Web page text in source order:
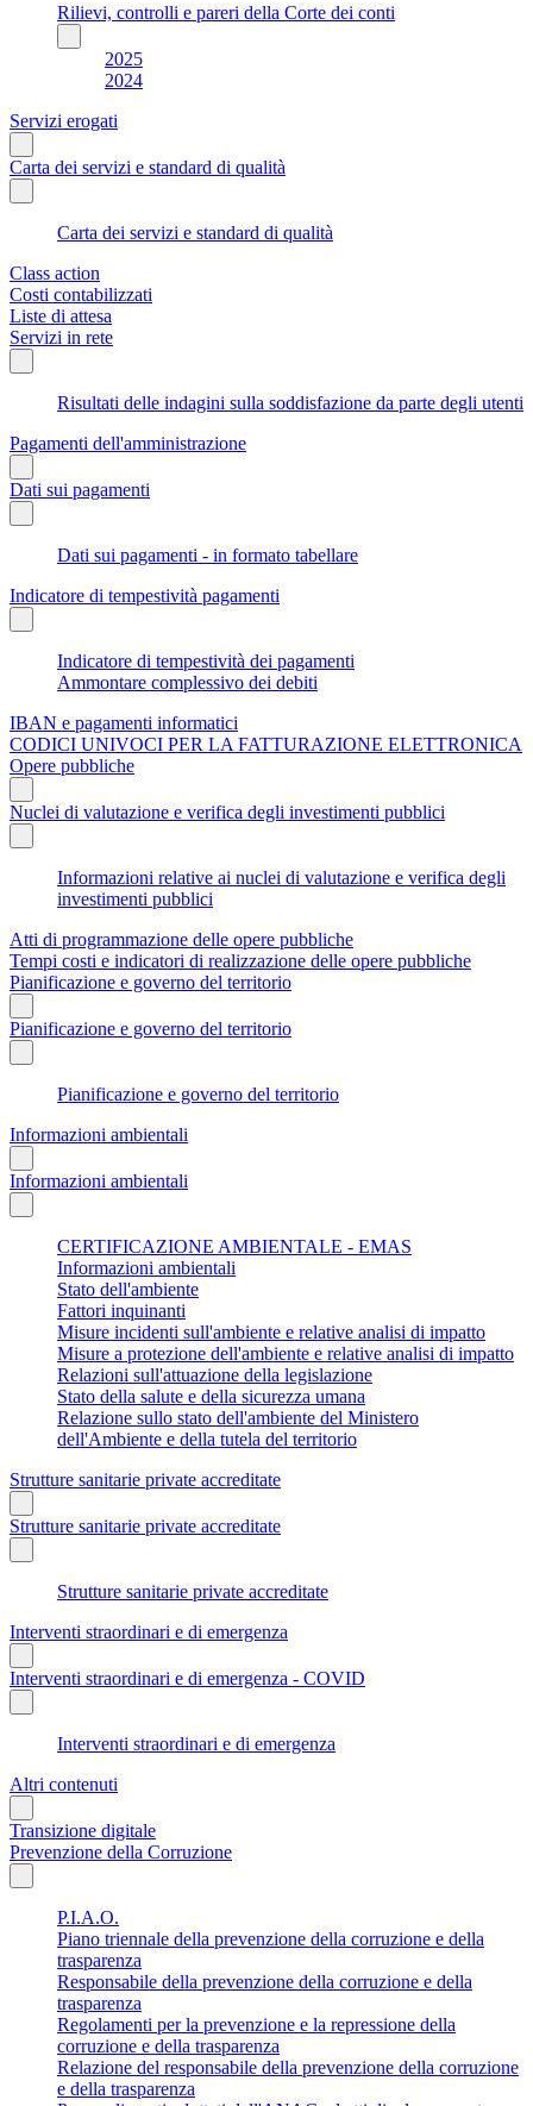
Rilievi, controlli e pareri della Corte dei conti
2025
2024
Servizi erogati
Carta dei servizi e standard di qualità
Carta dei servizi e standard di qualità
Class action
Costi contabilizzati
Liste di attesa
Servizi in rete
Risultati delle indagini sulla soddisfazione da parte degli utenti
Pagamenti dell'amministrazione
Dati sui pagamenti
Dati sui pagamenti - in formato tabellare
Indicatore di tempestività pagamenti
Indicatore di tempestività dei pagamenti
Ammontare complessivo dei debiti
IBAN e pagamenti informatici
CODICI UNIVOCI PER LA FATTURAZIONE ELETTRONICA
Opere pubbliche
Nuclei di valutazione e verifica degli investimenti pubblici
Informazioni relative ai nuclei di valutazione e verifica degli
investimenti pubblici
Atti di programmazione delle opere pubbliche
Tempi costi e indicatori di realizzazione delle opere pubbliche
Pianificazione e governo del territorio
Pianificazione e governo del territorio
Pianificazione e governo del territorio
Informazioni ambientali
Informazioni ambientali
CERTIFICAZIONE AMBIENTALE - EMAS
Informazioni ambientali
Stato dell'ambiente
Fattori inquinanti
Misure incidenti sull'ambiente e relative analisi di impatto
Misure a protezione dell'ambiente e relative analisi di impatto
Relazioni sull'attuazione della legislazione
Stato della salute e della sicurezza umana
Relazione sullo stato dell'ambiente del Ministero
dell'Ambiente e della tutela del territorio
Strutture sanitarie private accreditate
Strutture sanitarie private accreditate
Strutture sanitarie private accreditate
Interventi straordinari e di emergenza
Interventi straordinari e di emergenza - COVID
Interventi straordinari e di emergenza
Altri contenuti
Transizione digitale
Prevenzione della Corruzione
P.I.A.O.
Piano triennale della prevenzione della corruzione e della
trasparenza
Responsabile della prevenzione della corruzione e della
trasparenza
Regolamenti per la prevenzione e la repressione della
corruzione e della trasparenza
Relazione del responsabile della prevenzione della corruzione
e della trasparenza